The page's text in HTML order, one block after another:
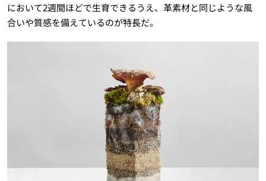
において2週間ほどで生育できるうえ、革素材と同じような風
合いや質感を備えているのが特長だ。